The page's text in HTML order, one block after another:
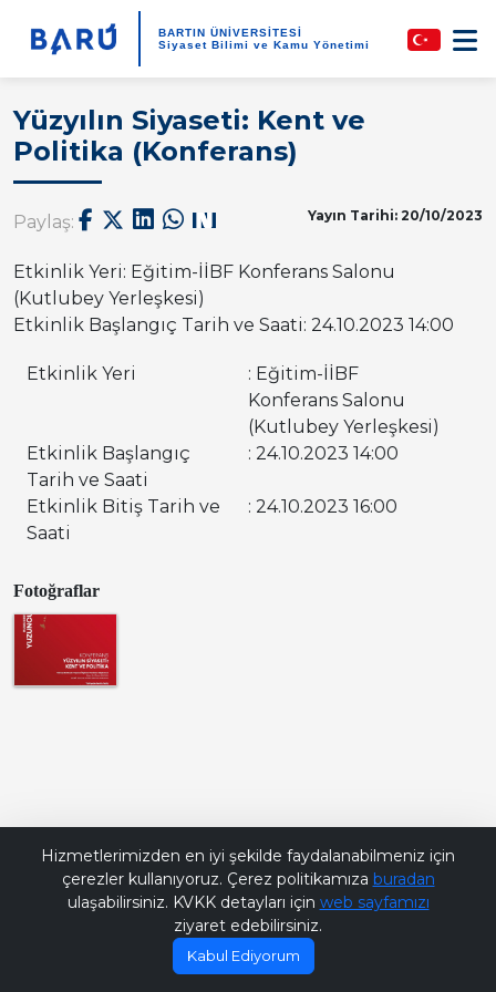
BARTIN ÜNİVERSİTESİ
Siyaset Bilimi ve Kamu Yönetimi
Yüzyılın Siyaseti: Kent ve
Politika (Konferans)
Paylaş: Yayın Tarihi: 20/10/2023
Etkinlik Yeri: Eğitim-İİBF Konferans Salonu
(Kutlubey Yerleşkesi)
Etkinlik Başlangıç Tarih ve Saati: 24.10.2023 14:00
Etkinlik Yeri
: Eğitim-İİBF
Konferans Salonu
(Kutlubey Yerleşkesi)
Etkinlik Başlangıç
Tarih ve Saati
: 24.10.2023 14:00
Etkinlik Bitiş Tarih ve
Saati
: 24.10.2023 16:00
Fotoğraflar
Hizmetlerimizden en iyi şekilde faydalanabilmeniz için
çerezler kullanıyoruz. Çerez politikamıza buradan
ulaşabilirsiniz. KVKK detayları için web sayfamızı
ziyaret edebilirsiniz.
Kabul Ediyorum
Bana Soru Sor | Ask Me